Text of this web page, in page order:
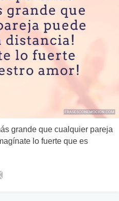
grande que cualquier pareja
lo fuerte que es